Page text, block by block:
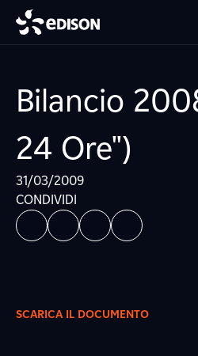
Bilancio
24 Ore")
31/03/2009
CONDIVIDI
SCARICA IL DOCUMENTO